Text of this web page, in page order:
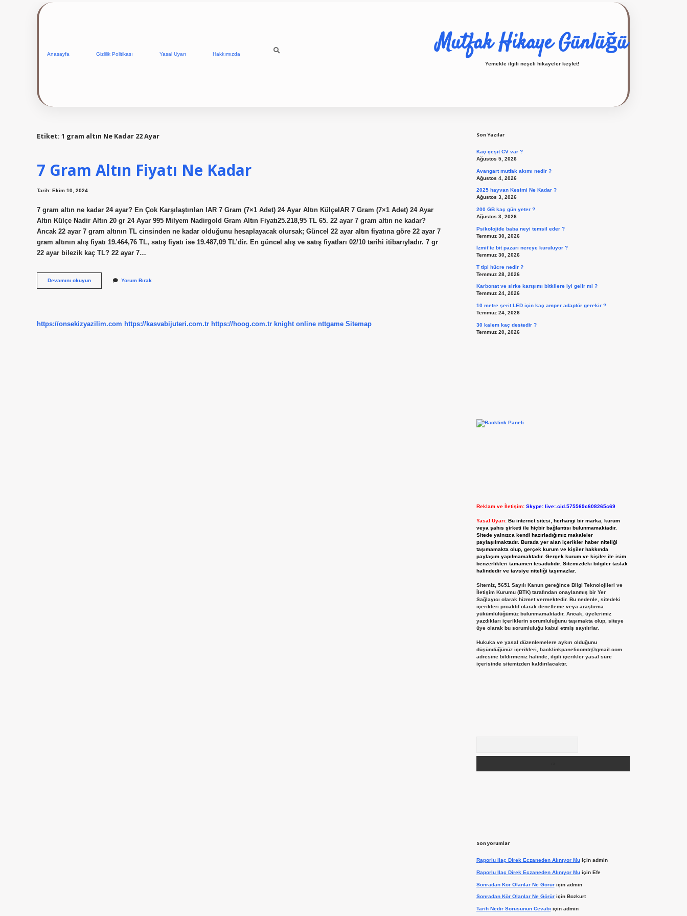
Anasayfa Gizlilik Politikası Yasal Uyarı Hakkımızda Mutfak Hikaye Günlüğü
Yemekle ilgili neşeli hikayeler keşfet!
Etiket: 1 gram altın Ne Kadar 22 Ayar
7 Gram Altın Fiyatı Ne Kadar
Tarih: Ekim 10, 2024
7 gram altın ne kadar 24 ayar? En Çok Karşılaştırılan IAR 7 Gram (7×1 Adet) 24 Ayar Altın KülçeIAR 7 Gram (7×1 Adet) 24 Ayar
Altın Külçe Nadir Altın 20 gr 24 Ayar 995 Milyem Nadirgold Gram Altın Fiyatı25.218,95 TL 65. 22 ayar 7 gram altın ne kadar?
Ancak 22 ayar 7 gram altının TL cinsinden ne kadar olduğunu hesaplayacak olursak; Güncel 22 ayar altın fiyatına göre 22 ayar 7
gram altının alış fiyatı 19.464,76 TL, satış fiyatı ise 19.487,09 TL’dir. En güncel alış ve satış fiyatları 02/10 tarihi itibarıyladır. 7 gr
22 ayar bilezik kaç TL? 22 ayar 7…
Devamını okuyun7
Gram
Yorum Bırak
https://onsekizyazilim.com https://kasvabijuteri.com.tr https://hoog.com.tr knight online nttgame Sitemap
Son Yazılar
Kaç çeşit CV var ?
Ağustos 5, 2026
Avangart mutfak akımı nedir ?
Ağustos 4, 2026
2025 hayvan Kesimi Ne Kadar ?
Ağustos 3, 2026
200 GB kaç gün yeter ?
Ağustos 3, 2026
Psikolojide baba neyi temsil eder ?
Temmuz 30, 2026
İzmit’te bit pazarı nereye kuruluyor ?
Temmuz 30, 2026
T tipi hücre nedir ?
Temmuz 28, 2026
Karbonat ve sirke karışımı bitkilere iyi gelir mi ?
Temmuz 24, 2026
10 metre şerit LED için kaç amper adaptör gerekir ?
Temmuz 24, 2026
30 kalem kaç destedir ?
Temmuz 20, 2026
Reklam ve İletişim: Skype: live:.cid.575569c608265c69
Yasal Uyarı: Bu internet sitesi, herhangi bir marka, kurum
veya şahıs şirketi ile hiçbir bağlantısı bulunmamaktadır.
Sitede yalnızca kendi hazırladığımız makaleler
paylaşılmaktadır. Burada yer alan içerikler haber niteliği
taşımamakta olup, gerçek kurum ve kişiler hakkında
paylaşım yapılmamaktadır. Gerçek kurum ve kişiler ile isim
benzerlikleri tamamen tesadüfidir. Sitemizdeki bilgiler taslak
halindedir ve tavsiye niteliği taşımazlar.
Sitemiz, 5651 Sayılı Kanun gereğince Bilgi Teknolojileri ve
İletişim Kurumu (BTK) tarafından onaylanmış bir Yer
Sağlayıcı olarak hizmet vermektedir. Bu nedenle, sitedeki
içerikleri proaktif olarak denetleme veya araştırma
yükümlülüğümüz bulunmamaktadır. Ancak, üyelerimiz
yazdıkları içeriklerin sorumluluğunu taşımakta olup, siteye
üye olarak bu sorumluluğu kabul etmiş sayılırlar.
Hukuka ve yasal düzenlemelere aykırı olduğunu
düşündüğünüz içerikleri, backlinkpanelicomtr@gmail.com
adresine bildirmeniz halinde, ilgili içerikler yasal süre
içerisinde sitemizden kaldırılacaktır.
Son yorumlar
Raporlu Ilaç Direk Eczaneden Alınıyor Muiçin admin
Raporlu Ilaç Direk Eczaneden Alınıyor Muiçin Efe
Sonradan Kör Olanlar Ne Görüriçin admin
Sonradan Kör Olanlar Ne Görüriçin Bozkurt
Tarih Nedir Sorusunun Cevabı için admin